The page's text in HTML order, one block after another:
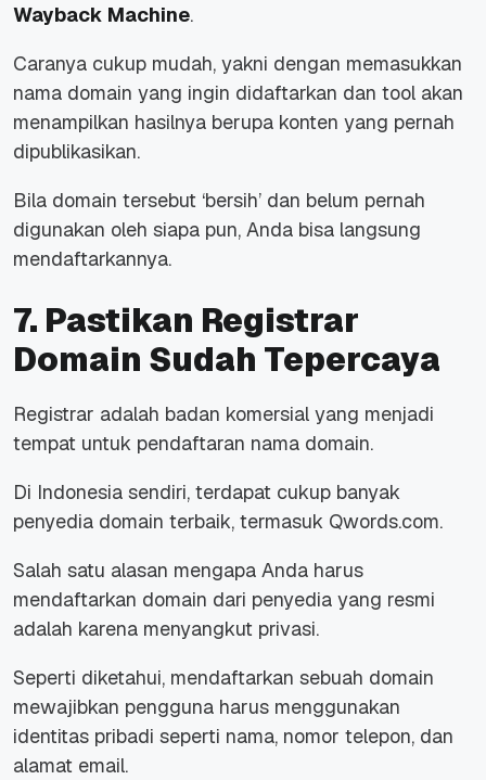
Wayback Machine.
Caranya cukup mudah, yakni dengan memasukkan
nama domain yang ingin didaftarkan dan tool akan
menampilkan hasilnya berupa konten yang pernah
dipublikasikan.
Bila domain tersebut ‘bersih’ dan belum pernah
digunakan oleh siapa pun, Anda bisa langsung
mendaftarkannya.
7. Pastikan Registrar
Domain Sudah Tepercaya
Registrar adalah badan komersial yang menjadi
tempat untuk pendaftaran nama domain.
Di Indonesia sendiri, terdapat cukup banyak
penyedia domain terbaik, termasuk Qwords.com.
Salah satu alasan mengapa Anda harus
mendaftarkan domain dari penyedia yang resmi
adalah karena menyangkut privasi.
Seperti diketahui, mendaftarkan sebuah domain
mewajibkan pengguna harus menggunakan
identitas pribadi seperti nama, nomor telepon, dan
alamat email.